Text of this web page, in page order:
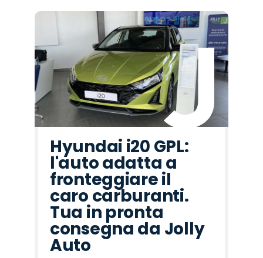
Hyundai i20 GPL:
l'auto adatta a
fronteggiare il
caro carburanti.
Tua in pronta
consegna da Jolly
Auto